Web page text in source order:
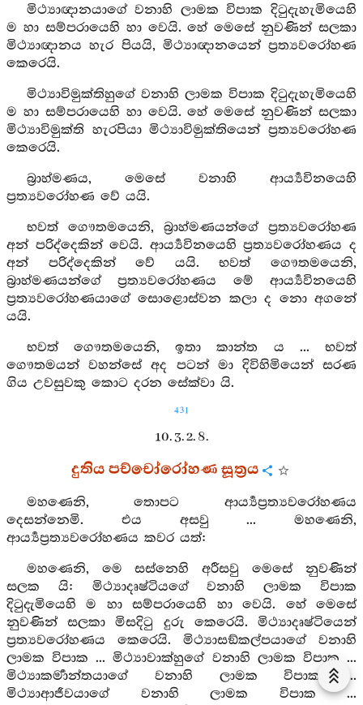
මිථ්‍යාඥානයාගේ වනාහි ලාමක විපාක දිටුදැහැමියෙහි
ම හා සම්පරායෙහි හා වෙයි. හේ මෙසේ නුවණින් සලකා
මිථ්‍යාඥානය හැර පියයි, මිථ්‍යාඥානයෙන් ප්‍රත්‍යවරෝහණ
කෙරෙයි.
මිථ්‍යාවිමුක්තිහුගේ වනාහි ලාමක විපාක දිටුදැහැමියෙහි
ම හා සම්පරායෙහි හා වෙයි. හේ මෙසේ නුවණින් සලකා
මිථ්‍යාවිමුක්ති හැරපියා මිථ්‍යාවිමුක්තියෙන් ප්‍රත්‍යවරෝහණ
කෙරෙයි.
බ්‍රාහ්මණය, මෙසේ වනාහි ආර්‍ය්‍යවිනයෙහි
ප්‍රත්‍යවරෝහණ වේ යයි.
භවත් ගෞතමයෙනි, බ්‍රාහ්මණයන්ගේ ප්‍රත්‍යවරෝහණ
අන් පරිද්දෙකින් වෙයි. ආර්‍ය්‍යවිනයෙහි ප්‍රත්‍යවරෝහණය ද
අන් පරිද්දෙකින් වේ යයි. භවත් ගෞතමයෙනි,
බ්‍රාහ්මණයන්ගේ ප්‍රත්‍යවරෝහණය මේ ආර්‍ය්‍යවිනයෙහි
ප්‍රත්‍යවරෝහණයාගේ සොළොස්වන කලා ද නො අගනේ
යයි.
භවත් ගෞතමයෙනි, ඉතා කාන්ත ය ... භවත්
ගෞතමයන් වහන්සේ අද පටන් මා දිවිහිමියෙන් සරණ
ගිය උවසුවකු කොට දරන සේක්වා යි.
431
10. 3. 2. 8.
දුතිය පච්චෝරෝහණ සූත්‍රය
මහණෙනි, තොපට ආර්‍ය්‍යප්‍රත්‍යවරෝහණය
දෙසන්නෙමි. එය අසවු ... මහණෙනි,
ආර්‍ය්‍යප්‍රත්‍යවරෝහණය කවර යත්:
මහණෙනි, මෙ සස්නෙහි අරීසවු මෙසේ නුවණින්
සලක යි: මිථ්‍යාදෘෂ්ටියගේ වනාහි ලාමක විපාක
දිටුදැමියෙහි ම හා සම්පරායෙහි හා වෙයි. හේ මෙසේ
නුවණින් සලකා මිසදිටු දුරු කෙරෙයි. මිථ්‍යාදෘෂ්ටියෙන්
ප්‍රත්‍යවරෝහණය කෙරෙයි. මිථ්‍යාසඞ්කල්පයාගේ වනාහි
ලාමක විපාක ... මිථ්‍යාවාක්හුගේ වනාහි ලාමක විපාක ...
මිථ්‍යාකර්‍මාන්තයාගේ වනාහි ලාමක විපාක ...
මිථ්‍යාආජීවයාගේ වනාහි ලාමක විපාක ...